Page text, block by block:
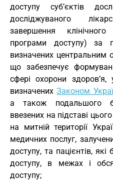
доступу суб’єктів
досліджуваного
завершення
програми доступу) за
визначених центральним
що забезпечує
сфері охорони
визначенихЗаконом
а також подальшого
ввезених на підставі
на митній території
медичних послуг,
доступу, та пацієнтів,
доступу, в межах і
доступу;